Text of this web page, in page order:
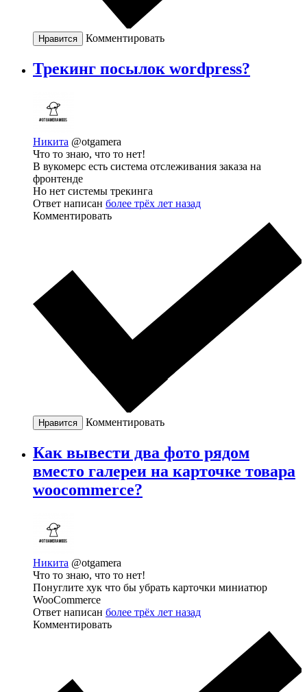
Нравится Комментировать
Трекинг посылок wordpress?
Никита @otgamera
Что то знаю, что то нет!
В вукомерс есть система отслеживания заказа на
фронтенде
Но нет системы трекинга
Ответ написан более трёх лет назад
Комментировать
Нравится Комментировать
Как вывести два фото рядом
вместо галереи на карточке товара
woocommerce?
Никита @otgamera
Что то знаю, что то нет!
Понуглите хук что бы убрать карточки миниатюр
WooCommerce
Ответ написан более трёх лет назад
Комментировать